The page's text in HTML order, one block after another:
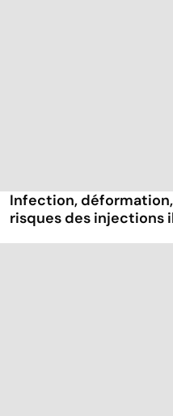
Infection,
risques des injections